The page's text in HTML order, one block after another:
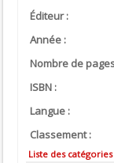
Éditeur :
Année :
Nombre de
ISBN :
Langue :
Classement :
Liste des